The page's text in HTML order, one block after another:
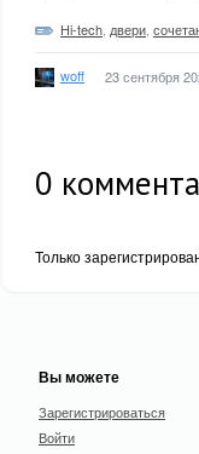
Hi-tech двери
woff 23 сентября
0
Только
Вы можете
Зарегистрироваться
Войти